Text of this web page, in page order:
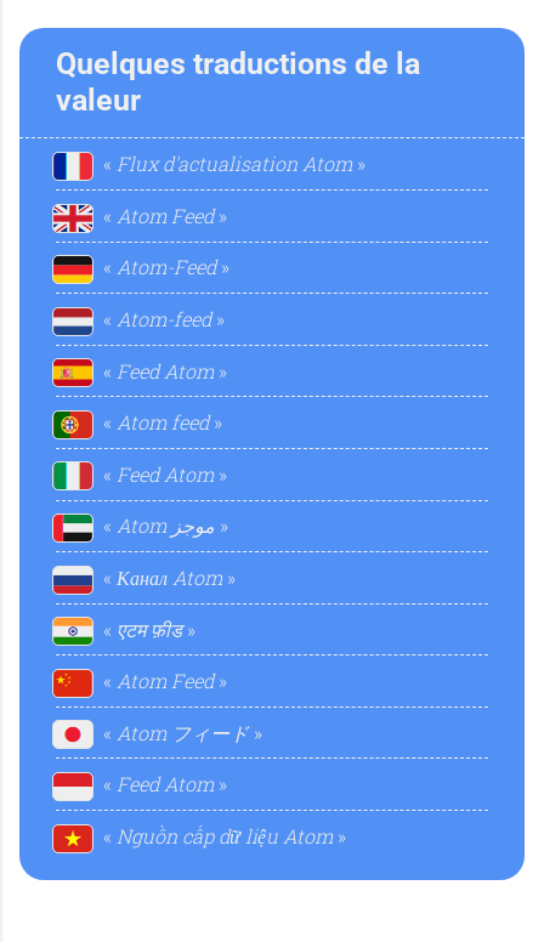
n
é
e
n
t
a
l
e
i
m
e
n
t
a
l
Quelques traductions de la
valeur
Flux d'actualisation Atom
Atom Feed
Atom-Feed
Atom-feed
Feed Atom
Atom feed
Feed Atom
‏موجز Atom
Канал Atom
एटम फ़ीड
Atom Feed
Atom フィード
Feed Atom
Nguồn cấp dữ liệu Atom